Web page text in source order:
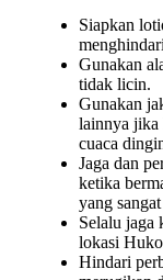
Siapkan
Gunakan
tidak licin.
Gunakan
lainnya jika
cuaca
Jaga dan
ketika
yang
Selalu jaga
lokasi
Hindari